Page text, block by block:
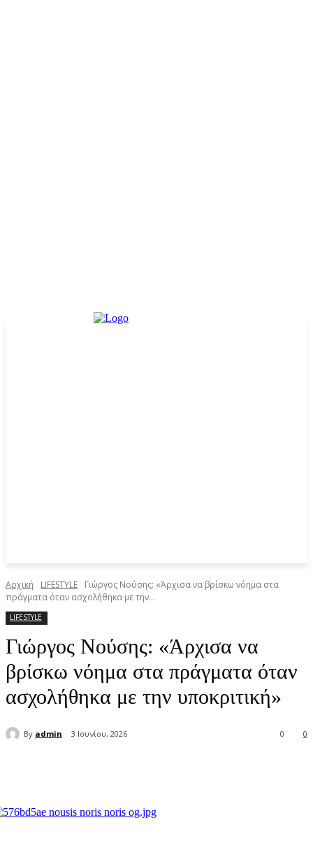
Αρχική LIFESTYLE
Γιώργος Νούσης: «Άρχισα να βρίσκω νόημα στα
πράγματα όταν ασχολήθηκα με την...
LIFESTYLE
Γιώργος Νούσης: «Άρχισα να
βρίσκω νόημα στα πράγματα όταν
ασχολήθηκα με την υποκριτική»
By admin 3 Ιουνίου, 2026 0
0